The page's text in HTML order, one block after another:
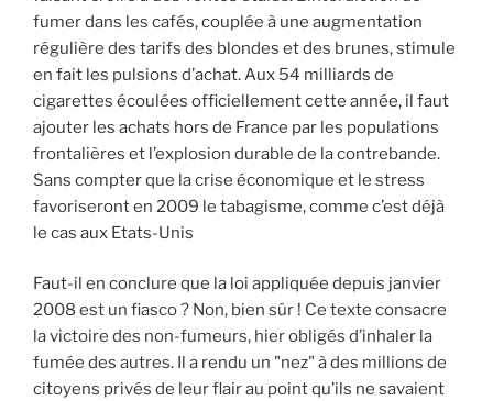
fumer dans les cafés, couplée à une augmentation
régulière des tarifs des blondes et des brunes, stimule
en fait les pulsions d’achat. Aux 54 milliards de
cigarettes écoulées officiellement cette année, il faut
ajouter les achats hors de France par les populations
frontalières et l’explosion durable de la contrebande.
Sans compter que la crise économique et le stress
favoriseront en 2009 le tabagisme, comme c’est déjà
le cas aux Etats-Unis
Faut-il en conclure que la loi appliquée depuis janvier
2008 est un fiasco ? Non, bien sûr ! Ce texte consacre
la victoire des non-fumeurs, hier obligés d’inhaler la
fumée des autres. Il a rendu un "nez" à des millions de
citoyens privés de leur flair au point qu’ils ne savaient